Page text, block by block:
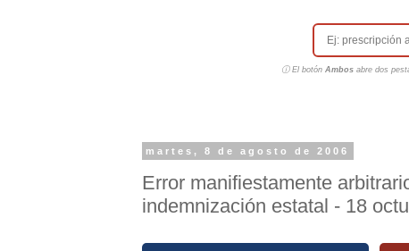
ⓘ El botón Ambosabre dos
martes, 8 de agosto de 2006
Error manifiestamente
indemnización estatal - 18